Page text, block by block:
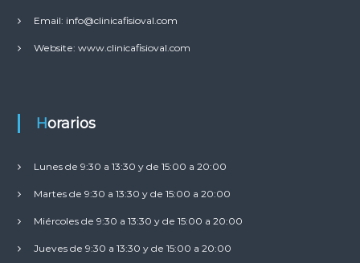
Email: info@clinicafisioval.com
Website: www.clinicafisioval.com
Horarios
Lunes de 9:30 a 13:30 y de 15:00 a 20:00
Martes de 9:30 a 13:30 y de 15:00 a 20:00
Miércoles de 9:30 a 13:30 y de 15:00 a 20:00
Jueves de 9:30 a 13:30 y de 15:00 a 20:00